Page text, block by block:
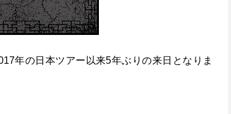
年の日本ツアー以来5年ぶりの来日となりま